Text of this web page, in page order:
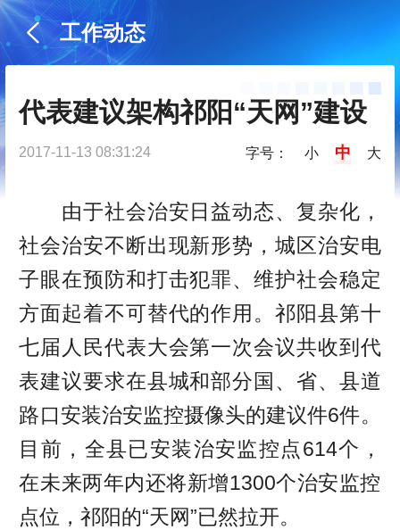
工作动态
代表建议架构祁阳“天网”建设
2017-11-13 08:31:24 字号： 小 中 大
由于社会治安日益动态、复杂化，
社会治安不断出现新形势，城区治安电
子眼在预防和打击犯罪、维护社会稳定
方面起着不可替代的作用。祁阳县第十
七届人民代表大会第一次会议共收到代
表建议要求在县城和部分国、省、县道
路口安装治安监控摄像头的建议件6件。
目前，全县已安装治安监控点614个，
在未来两年内还将新增1300个治安监控
点位，祁阳的“天网”已然拉开。